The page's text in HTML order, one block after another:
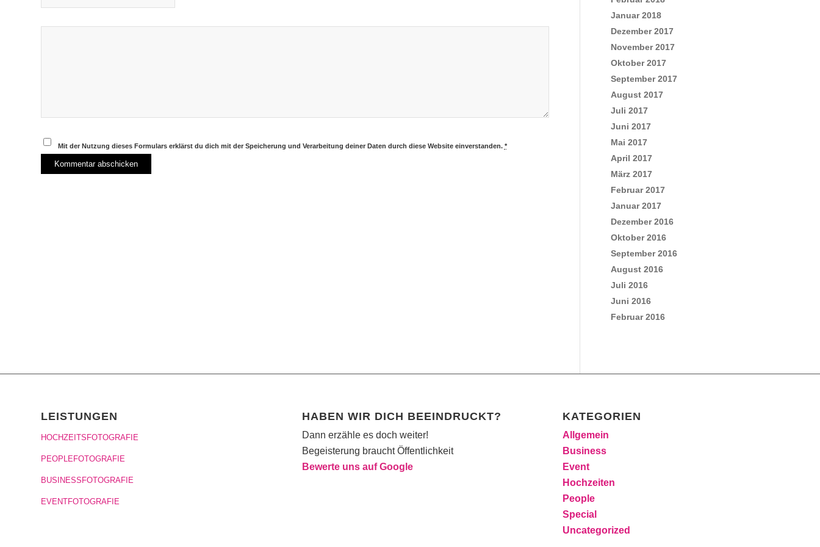
Mit der Nutzung dieses Formulars erklärst du dich mit der Speicherung und Verarbeitung deiner Daten durch diese Website einverstanden. *
Januar 2018
Dezember 2017
November 2017
Oktober 2017
September 2017
August 2017
Juli 2017
Juni 2017
Mai 2017
April 2017
März 2017
Februar 2017
Januar 2017
Dezember 2016
Oktober 2016
September 2016
August 2016
Juli 2016
Juni 2016
Februar 2016
LEISTUNGEN
HOCHZEITSFOTOGRAFIE
PEOPLEFOTOGRAFIE
BUSINESSFOTOGRAFIE
EVENTFOTOGRAFIE
HABEN WIR DICH BEEINDRUCKT?
Dann erzähle es doch weiter!
Begeisterung braucht Öffentlichkeit
Bewerte uns auf Google
KATEGORIEN
Allgemein
Business
Event
Hochzeiten
People
Special
Uncategorized